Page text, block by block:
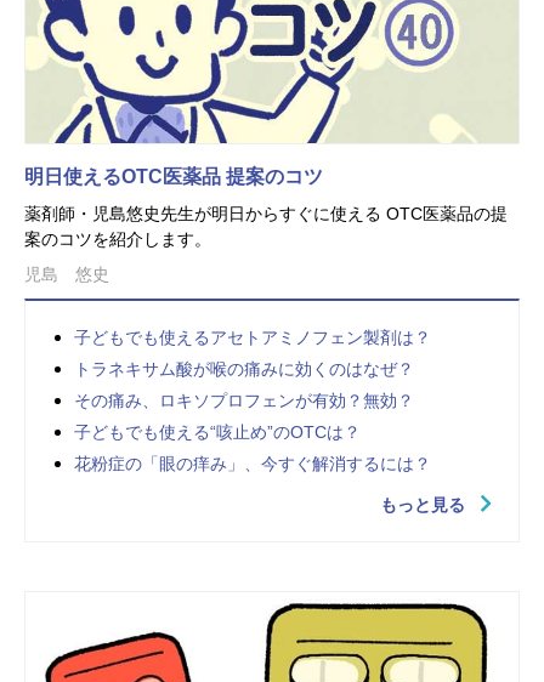
明日使えるOTC医薬品 提案のコツ
薬剤師・児島悠史先生が明日からすぐに使える OTC医薬品の提
案のコツを紹介します。
児島 悠史
子どもでも使えるアセトアミノフェン製剤は？
トラネキサム酸が喉の痛みに効くのはなぜ？
その痛み、ロキソプロフェンが有効？無効？
子どもでも使える“咳止め”のOTCは？
花粉症の「眼の痒み」、今すぐ解消するには？
もっと見る